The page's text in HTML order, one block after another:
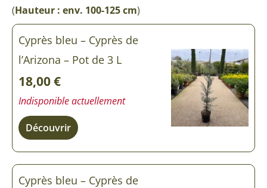
(Hauteur : env. 100-125 cm)
Cyprès bleu – Cyprès de
l’Arizona – Pot de 3 L
18,00€
Indisponible actuellement
Découvrir
Cyprès bleu – Cyprès de